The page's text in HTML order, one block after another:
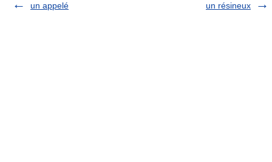
un appelé
un résineux